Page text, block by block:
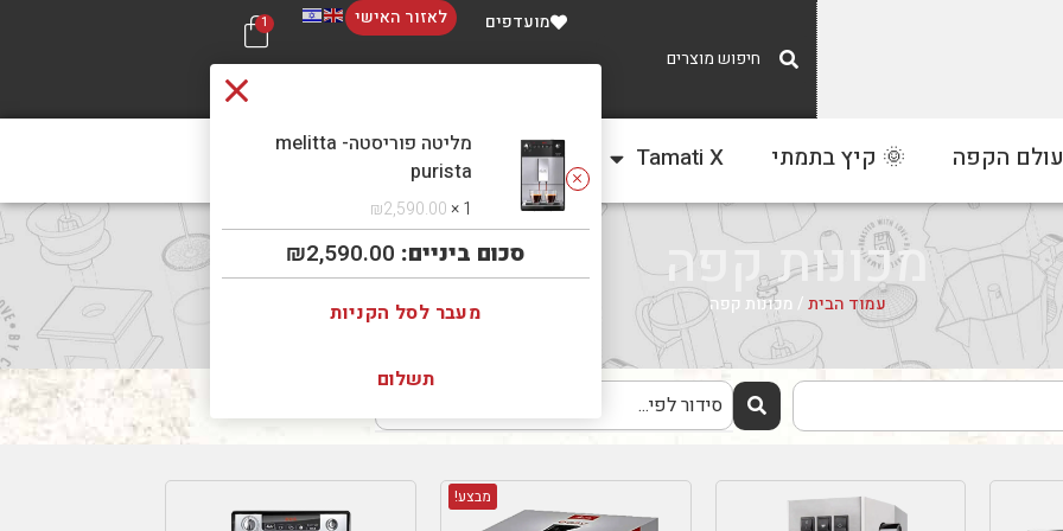
ברכישה מעל 300 ₪
מועדפים לאזור האישי
מליטה פוריסטה- melitta
purista
1 ×
₪2,590.00
סכום ביניים: ₪2,590.00
מעבר לסל הקניות
תשלום
1
הקפה 🌞 קיץ בתמתי Tamati X צור קשר
מכונות קפה
עמוד הבית/ מכונות קפה
מבצע!